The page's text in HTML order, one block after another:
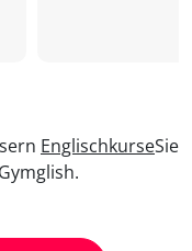
EnglischkurseSie